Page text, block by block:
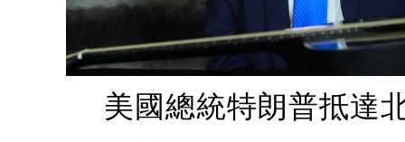
美國總統特朗普抵達